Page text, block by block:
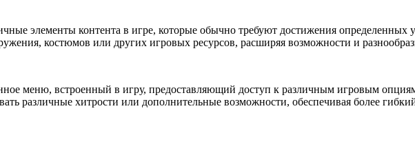
элементы контента в игре, которые обычно требуют достижения
костюмов или других игровых ресурсов, расширяя возможности и
меню, встроенный в игру, предоставляющий доступ к различным игровым
различные хитрости или дополнительные возможности, обеспечивая более